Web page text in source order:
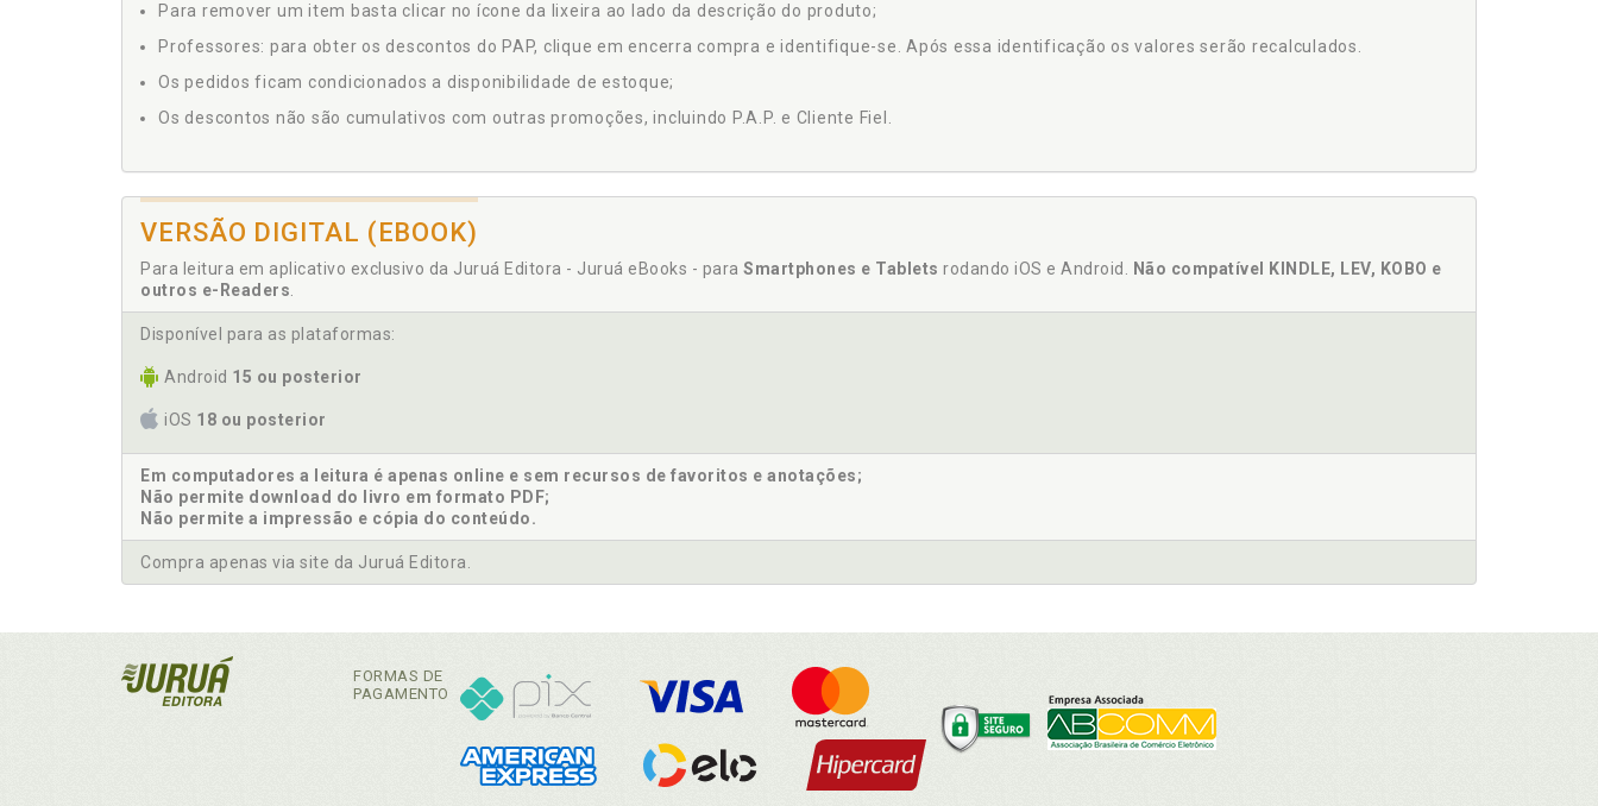
Para remover um item basta clicar no ícone da lixeira ao lado da descrição do produto;
Professores: para obter os descontos do PAP, clique em encerra compra e identifique-se. Após essa identificação os valores serão recalculados.
Os pedidos ficam condicionados a disponibilidade de estoque;
Os descontos não são cumulativos com outras promoções, incluindo P.A.P. e Cliente Fiel.
VERSÃO DIGITAL (EBOOK)
Para leitura em aplicativo exclusivo da Juruá Editora - Juruá eBooks - para Smartphones e Tablets rodando iOS e Android.
Não compatível KINDLE, LEV, KOBO e
outros e-Readers
Disponível para as plataformas:
Android 15 ou posterior
iOS 18 ou posterior
Em computadores a leitura é apenas online e sem recursos de favoritos e anotações;
Não permite download do livro em formato PDF;
Não permite a impressão e cópia do conteúdo.
Compra apenas via site da Juruá Editora.
FORMAS DE
PAGAMENTO